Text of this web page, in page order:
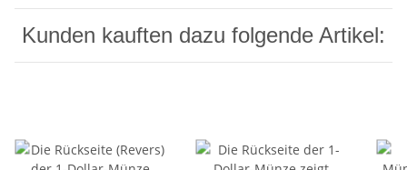
Kunden kauften dazu folgende Artikel: